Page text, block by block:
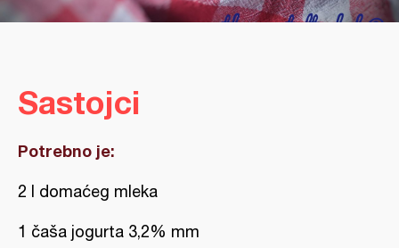
Sastojci
Potrebno je:
2 l domaćeg mleka
1 čaša jogurta 3,2% mm